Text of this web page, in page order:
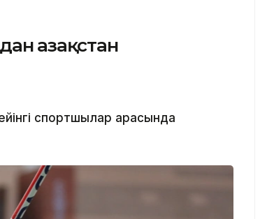
Қазақстан
спортшылар арасында